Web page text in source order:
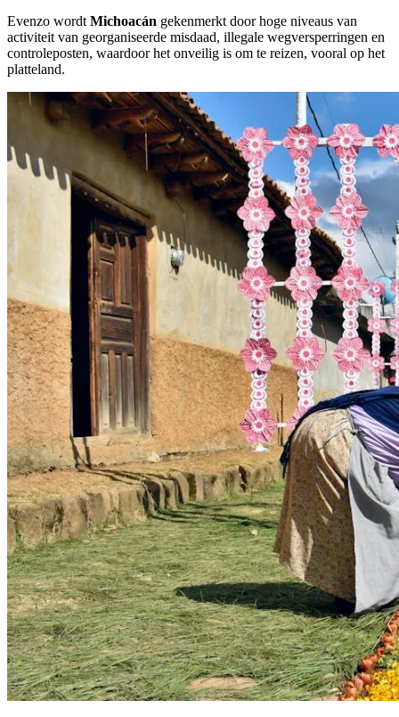
Evenzo wordt Michoacán gekenmerkt door hoge niveaus van
activiteit van georganiseerde misdaad, illegale wegversperringen en
controleposten, waardoor het onveilig is om te reizen, vooral op het
platteland.